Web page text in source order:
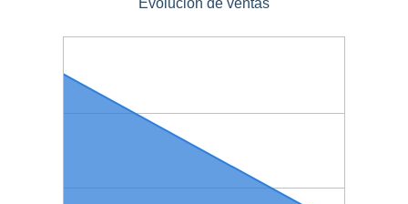
Evolución de ventas